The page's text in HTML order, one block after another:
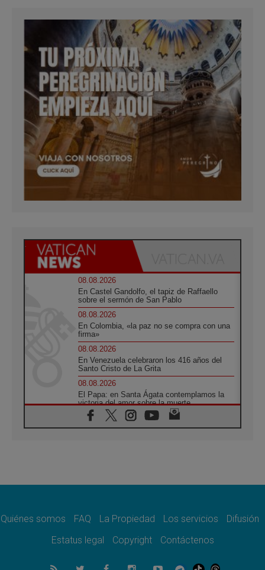
08.08.2026
En Castel Gandolfo, el tapiz de Raffaello
sobre el sermón de San Pablo
08.08.2026
En Colombia, «la paz no se compra con una
firma»
08.08.2026
En Venezuela celebraron los 416 años del
Santo Cristo de La Grita
08.08.2026
El Papa: en Santa Ágata contemplamos la
victoria del amor sobre la muerte
08.08.2026
León XIV visitará el Santuario de la Madre
07.08.2026
07.08.2026
el compromiso del cristiano"
La matanza de niños en Gaza no cesa: 300
Quiénes somos FAQ La Propiedad Los servicios
Difusión
Estatus legal
Copyright Contáctenos